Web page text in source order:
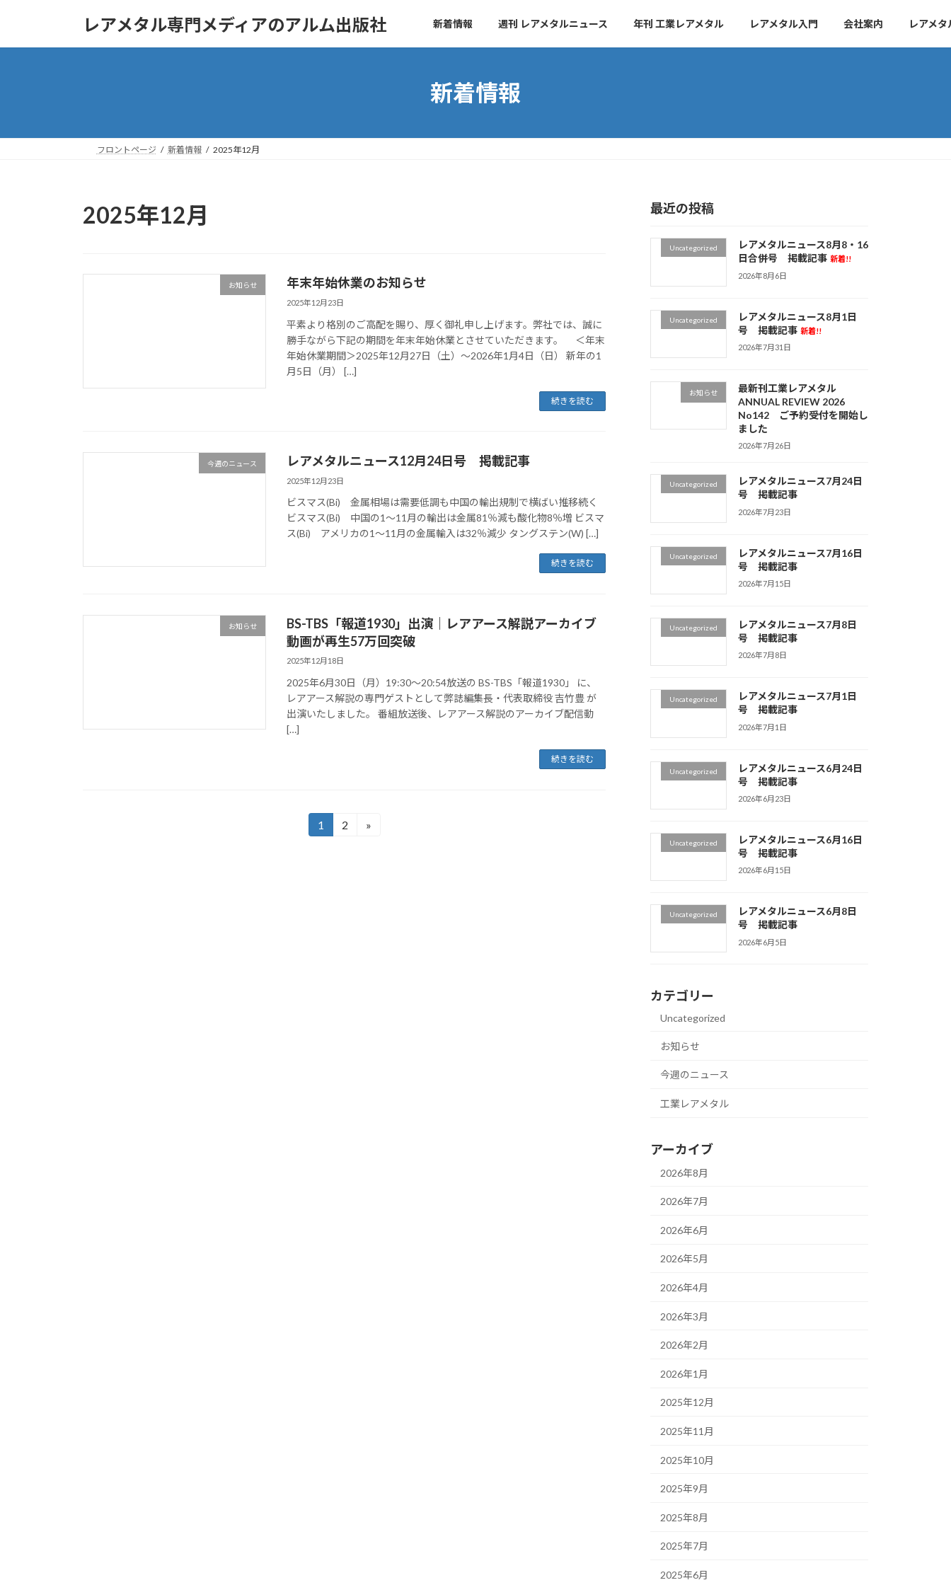
レアメタル専門メディアのアルム出版社 新着情報 週刊 レアメタルニュース 年刊 工業レアメタル レアメタル入門 会社案内 レアメ
新着情報
フロントページ 新着情報 2025年12月
2025年12月
お知らせ 年末年始休業のお知らせ
2025年12月23日
平素より格別のご高配を賜り、厚く御礼申し上げます。弊社では、誠に
勝手ながら下記の期間を年末年始休業とさせていただきます。 ＜年末
年始休業期間＞2025年12月27日（土）～2026年1月4日（日） 新年の1
月5日（月） […]
続きを読む
今週のニュース レアメタルニュース12月24日号 掲載記事
2025年12月23日
ビスマス(Bi) 金属相場は需要低調も中国の輸出規制で横ばい推移続く
ビスマス(Bi) 中国の1～11月の輸出は金属81％減も酸化物8％増 ビスマ
ス(Bi) アメリカの1～11月の金属輸入は32％減少 タングステン(W) […]
続きを読む
お知らせ
BS-TBS「報道1930」出演｜レアアース解説アーカイブ
動画が再生57万回突破
2025年12月18日
2025年6月30日（月）19:30～20:54放送の BS-TBS「報道1930」 に、
レアアース解説の専門ゲストとして弊誌編集長・代表取締役 吉竹豊 が
出演いたしました。 番組放送後、レアアース解説のアーカイブ配信動
[…]
続きを読む
固
1
固
2 »
最近の投稿
Uncategorized
レアメタルニュース8月8・16
日合併号 掲載記事 新着!!
2026年8月6日
Uncategorized
レアメタルニュース8月1日
号 掲載記事 新着!!
2026年7月31日
お知らせ
最新刊工業レアメタル
ANNUAL REVIEW 2026
No142 ご予約受付を開始し
ました
2026年7月26日
Uncategorized
レアメタルニュース7月24日
号 掲載記事
2026年7月23日
Uncategorized
レアメタルニュース7月16日
号 掲載記事
2026年7月15日
Uncategorized
レアメタルニュース7月8日
号 掲載記事
2026年7月8日
Uncategorized
レアメタルニュース7月1日
号 掲載記事
2026年7月1日
Uncategorized
レアメタルニュース6月24日
号 掲載記事
2026年6月23日
Uncategorized
レアメタルニュース6月16日
号 掲載記事
2026年6月15日
Uncategorized
レアメタルニュース6月8日
号 掲載記事
2026年6月5日
カテゴリー
Uncategorized
お知らせ
今週のニュース
工業レアメタル
アーカイブ
2026年8月
2026年7月
2026年6月
2026年5月
2026年4月
2026年3月
2026年2月
2026年1月
2025年12月
2025年11月
2025年10月
2025年9月
2025年8月
2025年7月
2025年6月